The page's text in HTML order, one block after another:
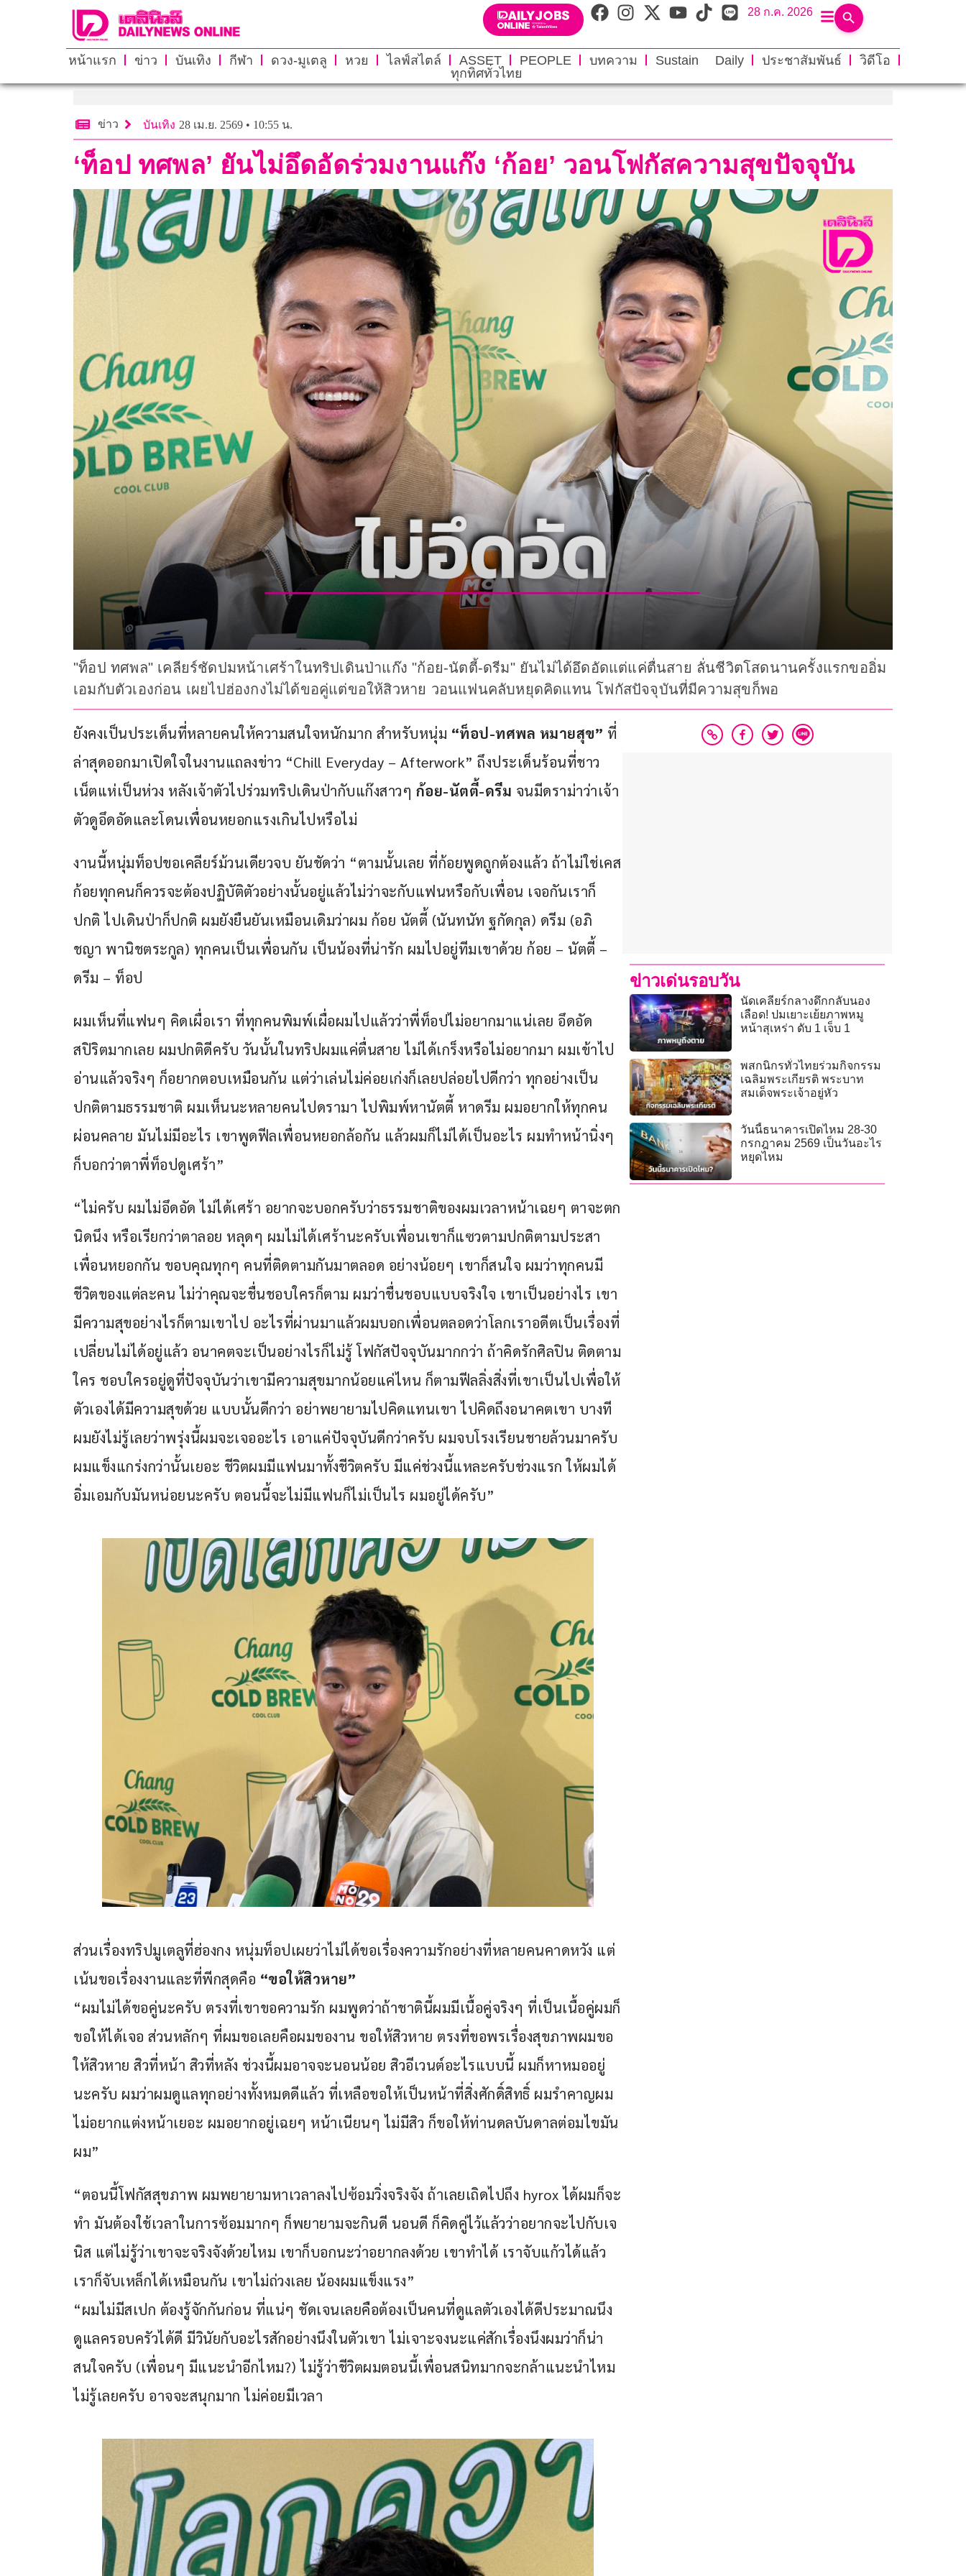
28 ก.ค. 2026
หน้าแรก ข่าว บันเทิง กีฬา ดวง-มูเตลู หวย ไลฟ์สไตล์ ASSET PEOPLE บทความ Sustain Daily ประชาสัมพันธ์
วิดีโอ
ทุกทิศทั่วไทย
ข่าว บันเทิง 28 เม.ย. 2569 • 10:55 น.
‘ท็อป ทศพล’ ยันไม่อึดอัดร่วมงานแก๊ง ‘ก้อย’ วอนโฟกัสความสุขปัจจุบัน
"ท็อป ทศพล" เคลียร์ชัดปมหน้าเศร้าในทริปเดินป่าแก๊ง "ก้อย-นัตตี้-ดรีม" ยันไม่ได้อึดอัดแต่แค่ตื่นสาย ลั่นชีวิตโสดนานครั้งแรกขออิ่ม
เอมกับตัวเองก่อน เผยไปฮ่องกงไม่ได้ขอคู่แต่ขอให้สิวหาย วอนแฟนคลับหยุดคิดแทน โฟกัสปัจจุบันที่มีความสุขก็พอ
ยังคงเป็นประเด็นที่หลายคนให้ความสนใจหนักมาก สำหรับหนุ่ม “ท็อป-ทศพล หมายสุข” ที่
ล่าสุดออกมาเปิดใจในงานแถลงข่าว “Chill Everyday – Afterwork” ถึงประเด็นร้อนที่ชาว
เน็ตแห่เป็นห่วง หลังเจ้าตัวไปร่วมทริปเดินป่ากับแก๊งสาวๆ ก้อย-นัตตี้-ดรีม จนมีดราม่าว่าเจ้า
ตัวดูอึดอัดและโดนเพื่อนหยอกแรงเกินไปหรือไม่
งานนี้หนุ่มท็อปขอเคลียร์ม้วนเดียวจบ ยันชัดว่า “ตามนั้นเลย ที่ก้อยพูดถูกต้องแล้ว ถ้าไม่ใช่เคส
ก้อยทุกคนก็ควรจะต้องปฏิบัติตัวอย่างนั้นอยู่แล้วไม่ว่าจะกับแฟนหรือกับเพื่อน เจอกันเราก็
ปกติ ไปเดินป่าก็ปกติ ผมยังยืนยันเหมือนเดิมว่าผม ก้อย นัตตี้ (นันทนัท ฐกัดกุล) ดรีม (อภิ
ชญา พานิชตระกูล) ทุกคนเป็นเพื่อนกัน เป็นน้องที่น่ารัก ผมไปอยู่ทีมเขาด้วย ก้อย – นัตตี้ –
ดรีม – ท็อป
ผมเห็นที่แฟนๆ คิดเผื่อเรา ที่ทุกคนพิมพ์เผื่อผมไปแล้วว่าพี่ท็อปไม่อยากมาแน่เลย อึดอัด
สปิริตมากเลย ผมปกติดีครับ วันนั้นในทริปผมแค่ตื่นสาย ไม่ได้เกร็งหรือไม่อยากมา ผมเข้าไป
อ่านแล้วจริงๆ ก็อยากตอบเหมือนกัน แต่ว่าเล่นไม่ค่อยเก่งก็เลยปล่อยไปดีกว่า ทุกอย่างเป็น
ปกติตามธรรมชาติ ผมเห็นนะหลายคนไปดรามา ไปพิมพ์หานัตตี้ หาดรีม ผมอยากให้ทุกคน
ผ่อนคลาย มันไม่มีอะไร เขาพูดฟีลเพื่อนหยอกล้อกัน แล้วผมก็ไม่ได้เป็นอะไร ผมทำหน้านิ่งๆ
ก็บอกว่าตาพี่ท็อปดูเศร้า”
“ไม่ครับ ผมไม่อึดอัด ไม่ได้เศร้า อยากจะบอกครับว่าธรรมชาติของผมเวลาหน้าเฉยๆ ตาจะตก
นิดนึง หรือเรียกว่าตาลอย หลุดๆ ผมไม่ได้เศร้านะครับเพื่อนเขาก็แซวตามปกติตามประสา
เพื่อนหยอกกัน ขอบคุณทุกๆ คนที่ติดตามกันมาตลอด อย่างน้อยๆ เขาก็สนใจ ผมว่าทุกคนมี
ชีวิตของแต่ละคน ไม่ว่าคุณจะชื่นชอบใครก็ตาม ผมว่าชื่นชอบแบบจริงใจ เขาเป็นอย่างไร เขา
มีความสุขอย่างไรก็ตามเขาไป อะไรที่ผ่านมาแล้วผมบอกเพื่อนตลอดว่าโลกเราอดีตเป็นเรื่องที่
เปลี่ยนไม่ได้อยู่แล้ว อนาคตจะเป็นอย่างไรก็ไม่รู้ โฟกัสปัจจุบันมากกว่า ถ้าคิดรักศิลปิน ติดตาม
ใคร ชอบใครอยู่ดูที่ปัจจุบันว่าเขามีความสุขมากน้อยแค่ไหน ก็ตามฟีลลิ่งสิ่งที่เขาเป็นไปเพื่อให้
ตัวเองได้มีความสุขด้วย แบบนั้นดีกว่า อย่าพยายามไปคิดแทนเขา ไปคิดถึงอนาคตเขา บางที
ผมยังไม่รู้เลยว่าพรุ่งนี้ผมจะเจออะไร เอาแค่ปัจจุบันดีกว่าครับ ผมจบโรงเรียนชายล้วนมาครับ
ผมแข็งแกร่งกว่านั้นเยอะ ชีวิตผมมีแฟนมาทั้งชีวิตครับ มีแค่ช่วงนี้แหละครับช่วงแรก ให้ผมได้
อิ่มเอมกับมันหน่อยนะครับ ตอนนี้จะไม่มีแฟนก็ไม่เป็นไร ผมอยู่ได้ครับ”
ส่วนเรื่องทริปมูเตลูที่ฮ่องกง หนุ่มท็อปเผยว่าไม่ได้ขอเรื่องความรักอย่างที่หลายคนคาดหวัง แต่
เน้นขอเรื่องงานและที่พีกสุดคือ “ขอให้สิวหาย”
“ผมไม่ได้ขอคู่นะครับ ตรงที่เขาขอความรัก ผมพูดว่าถ้าชาตินี้ผมมีเนื้อคู่จริงๆ ที่เป็นเนื้อคู่ผมก็
ขอให้ได้เจอ ส่วนหลักๆ ที่ผมขอเลยคือผมของาน ขอให้สิวหาย ตรงที่ขอพรเรื่องสุขภาพผมขอ
ให้สิวหาย สิวที่หน้า สิวที่หลัง ช่วงนี้ผมอาจจะนอนน้อย สิวอีเวนต์อะไรแบบนี้ ผมก็หาหมออยู่
นะครับ ผมว่าผมดูแลทุกอย่างทั้งหมดดีแล้ว ที่เหลือขอให้เป็นหน้าที่สิ่งศักดิ์สิทธิ์ ผมรำคาญผม
ไม่อยากแต่งหน้าเยอะ ผมอยากอยู่เฉยๆ หน้าเนียนๆ ไม่มีสิว ก็ขอให้ท่านดลบันดาลต่อมไขมัน
ผม”
“ตอนนี้โฟกัสสุขภาพ ผมพยายามหาเวลาลงไปซ้อมวิ่งจริงจัง ถ้าเลยเถิดไปถึง hyrox ได้ผมก็จะ
ทำ มันต้องใช้เวลาในการซ้อมมากๆ ก็พยายามจะกินดี นอนดี ก็คิดคู่ไว้แล้วว่าอยากจะไปกับเจ
นิส แต่ไม่รู้ว่าเขาจะจริงจังด้วยไหม เขาก็บอกนะว่าอยากลงด้วย เขาทำได้ เราจับแก้วได้แล้ว
เราก็จับเหล็กได้เหมือนกัน เขาไม่ถ่วงเลย น้องผมแข็งแรง”
“ผมไม่มีสเปก ต้องรู้จักกันก่อน ที่แน่ๆ ชัดเจนเลยคือต้องเป็นคนที่ดูแลตัวเองได้ดีประมาณนึง
ดูแลครอบครัวได้ดี มีวินัยกับอะไรสักอย่างนึงในตัวเขา ไม่เจาะจงนะแค่สักเรื่องนึงผมว่าก็น่า
สนใจครับ (เพื่อนๆ มีแนะนำอีกไหม?) ไม่รู้ว่าชีวิตผมตอนนี้เพื่อนสนิทมากจะกล้าแนะนำไหม
ไม่รู้เลยครับ อาจจะสนุกมาก ไม่ค่อยมีเวลา
ข่าวเด่นรอบวัน
นัดเคลียร์กลางดึกกลับนอง
เลือด! ปมเยาะเย้ยภาพหมู
หน้าสุเหร่า ดับ 1 เจ็บ 1
พสกนิกรทั่วไทยร่วมกิจกรรม
เฉลิมพระเกียรติ พระบาท
สมเด็จพระเจ้าอยู่หัว
วันนี้ธนาคารเปิดไหม 28-30
กรกฎาคม 2569 เป็นวันอะไร
หยุดไหม